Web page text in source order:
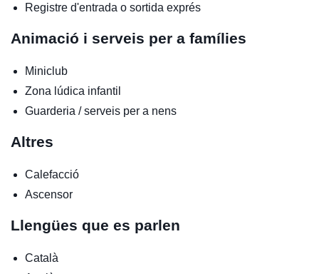
Registre d'entrada o sortida exprés
Animació i serveis per a famílies
Miniclub
Zona lúdica infantil
Guarderia / serveis per a nens
Altres
Calefacció
Ascensor
Llengües que es parlen
Català